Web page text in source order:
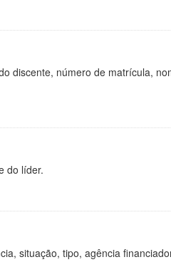
discente, número de matrícula,
do líder.
situação, tipo, agência